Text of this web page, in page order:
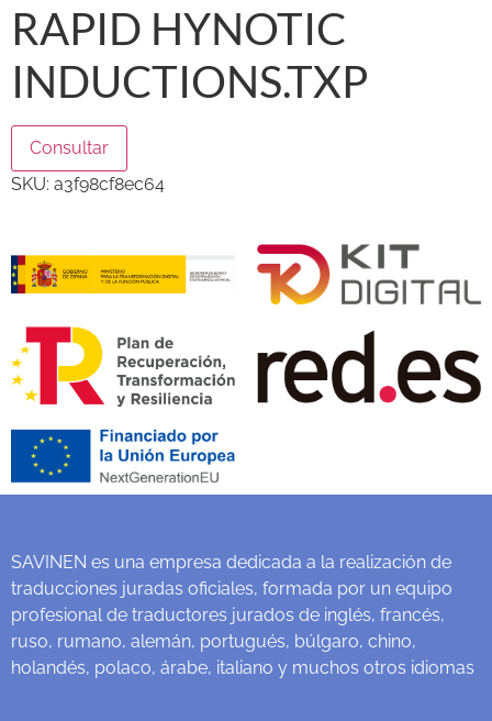
RAPID HYNOTIC
INDUCTIONS.TXP
Consultar
SKU: a3f98cf8ec64
SAVINEN es una empresa dedicada a la realización de
traducciones juradas oficiales, formada por un equipo
profesional de traductores jurados de inglés, francés,
ruso, rumano, alemán, portugués, búlgaro, chino,
holandés, polaco, árabe, italiano y muchos otros idiomas